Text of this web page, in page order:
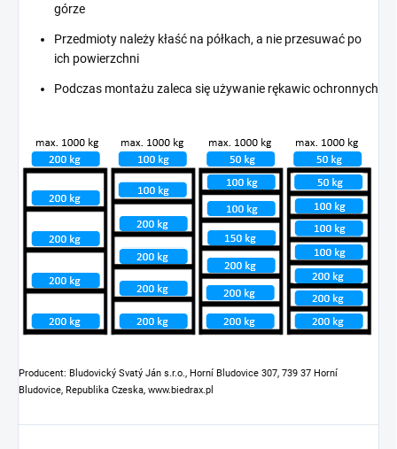
górze
Przedmioty należy kłaść na półkach, a nie przesuwać po
ich powierzchni
Podczas montażu zaleca się używanie rękawic ochronnych
Producent: Bludovický Svatý Ján s.r.o., Horní Bludovice 307, 739 37 Horní
Bludovice, Republika Czeska, www.biedrax.pl